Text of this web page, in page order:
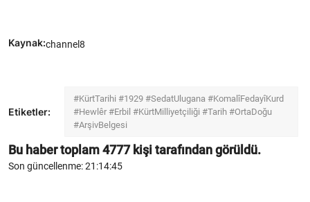
Kaynak:channel8
Etiketler:
#KürtTarihi #1929 #SedatUlugana #KomalîFedayîKurd
#Hewlêr #Erbil #KürtMilliyetçiliği #Tarih #OrtaDoğu
#ArşivBelgesi
Bu haber toplam4777kişi tarafından görüldü.
Son güncellenme: 21:14:45